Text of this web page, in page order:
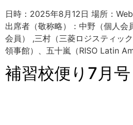
日時：2025年8月12日 場所：
出席者（敬称略）：中野（個人会
会員） ,三村（三菱ロジスティッ
領事館）、五十嵐（RISO Latin
補習校便り7月号